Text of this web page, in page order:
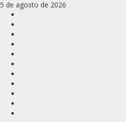
Saltar
contenido
5 de agosto de 2026